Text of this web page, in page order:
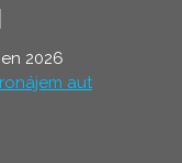
2026
aut